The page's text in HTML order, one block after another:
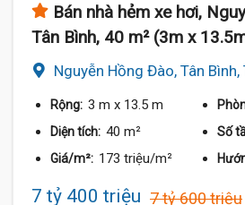
Bán nhà hẻm xe hơi,
Tân Bình, 40 m² (3m x
Nguyễn Hồng Đào, Tân Bình,
Rộng: 3 m x 13.5 m
Diện tích: 40 m² Số
Giá/m²: 173 triệu/m²
7 tỷ 400 triệu 7 tỷ 600 triệu